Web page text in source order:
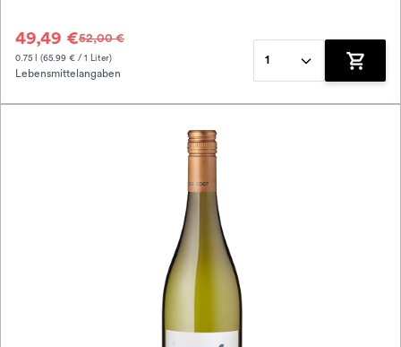
49,49 €52,00 €
0.75 l (65.99 € / 1 Liter)
Lebensmittelangaben
1
Zum